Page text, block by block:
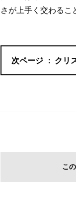
さが上手く交わるこ
クリ
こ